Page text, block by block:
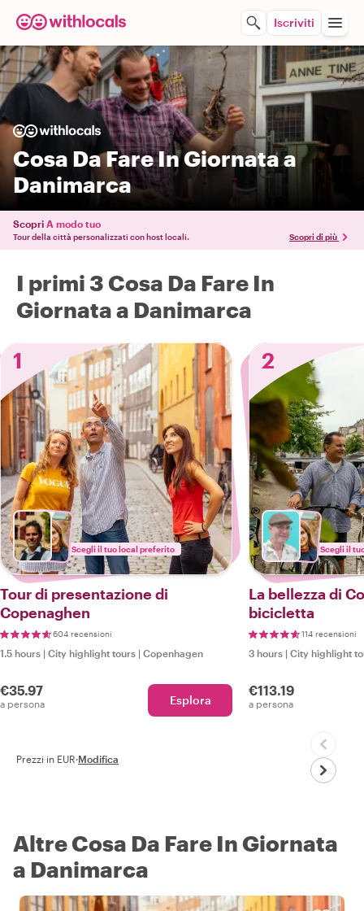
Iscriviti
Cosa Da Fare In Giornata a
Danimarca
Scopri A modo tuo
Tour della città personalizzati con host locali. Scopri di più
I primi 3 Cosa Da Fare In
Giornata a Danimarca
1
Scegli il tuo local preferito
Tour di presentazione di
Copenaghen
604 recensioni
1.5 hours | City highlight tours | Copenhagen
€35.97
a persona Esplora
2
Scegli il
La bellezza di
bicicletta
114 recensioni
3 hours | City highlight
€113.19
a persona
Prezzi in EUR·Modifica
Altre Cosa Da Fare In Giornata
a Danimarca